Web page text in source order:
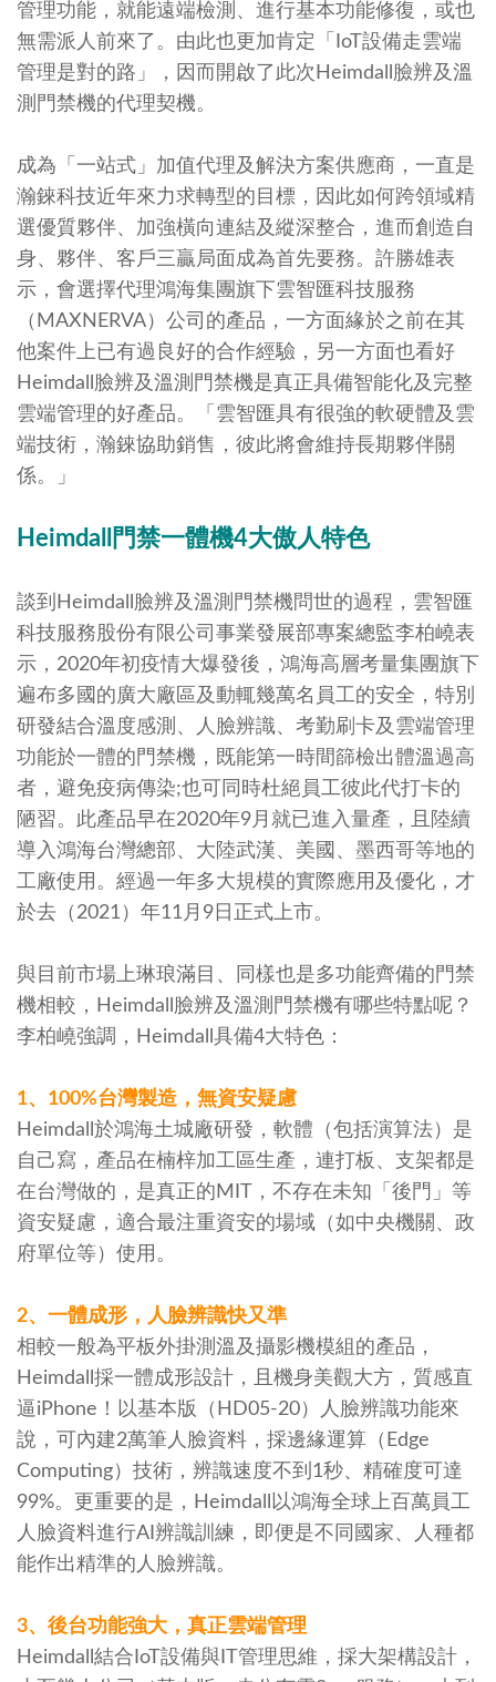
管理功能，就能遠端檢測、進行基本功能修復，或也
無需派人前來了。由此也更加肯定「IoT設備走雲端
管理是對的路」，因而開啟了此次Heimdall臉辨及溫
測門禁機的代理契機。
成為「一站式」加值代理及解決方案供應商，一直是
瀚錸科技近年來力求轉型的目標，因此如何跨領域精
選優質夥伴、加強橫向連結及縱深整合，進而創造自
身、夥伴、客戶三贏局面成為首先要務。許勝雄表
示，會選擇代理鴻海集團旗下雲智匯科技服務
（MAXNERVA）公司的產品，一方面緣於之前在其
他案件上已有過良好的合作經驗，另一方面也看好
Heimdall臉辨及溫測門禁機是真正具備智能化及完整
雲端管理的好產品。「雲智匯具有很強的軟硬體及雲
端技術，瀚錸協助銷售，彼此將會維持長期夥伴關
係。」
Heimdall 門禁一體機4大傲人特色
談到Heimdall臉辨及溫測門禁機問世的過程，雲智匯
科技服務股份有限公司事業發展部專案總監李柏嶢表
示，2020年初疫情大爆發後，鴻海高層考量集團旗下
遍布多國的廣大廠區及動輒幾萬名員工的安全，特別
研發結合溫度感測、人臉辨識、考勤刷卡及雲端管理
功能於一體的門禁機，既能第一時間篩檢出體溫過高
者，避免疫病傳染;也可同時杜絕員工彼此代打卡的
陋習。此產品早在2020年9月就已進入量產，且陸續
導入鴻海台灣總部、大陸武漢、美國、墨西哥等地的
工廠使用。經過一年多大規模的實際應用及優化，才
於去（2021）年11月9日正式上市。
與目前市場上琳琅滿目、同樣也是多功能齊備的門禁
機相較，Heimdall臉辨及溫測門禁機有哪些特點呢？
李柏嶢強調，Heimdall具備4大特色：
1、100%台灣製造，無資安疑慮
Heimdall於鴻海土城廠研發，軟體（包括演算法）是
自己寫，產品在楠梓加工區生產，連打板、支架都是
在台灣做的，是真正的MIT，不存在未知「後門」等
資安疑慮，適合最注重資安的場域（如中央機關、政
府單位等）使用。
2、一體成形，人臉辨識快又準
相較一般為平板外掛測溫及攝影機模組的產品，
Heimdall採一體成形設計，且機身美觀大方，質感直
逼iPhone！以基本版（HD05-20）人臉辨識功能來
說，可內建2萬筆人臉資料，採邊緣運算（Edge
Computing）技術，辨識速度不到1秒、精確度可達
99%。更重要的是，Heimdall以鴻海全球上百萬員工
人臉資料進行AI辨識訓練，即便是不同國家、人種都
能作出精準的人臉辨識。
3、後台功能強大，真正雲端管理
Heimdall結合IoT設備與IT管理思維，採大架構設計，